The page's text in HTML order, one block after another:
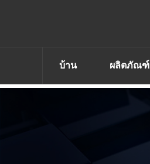
บ้าน ผลิตภัณฑ์